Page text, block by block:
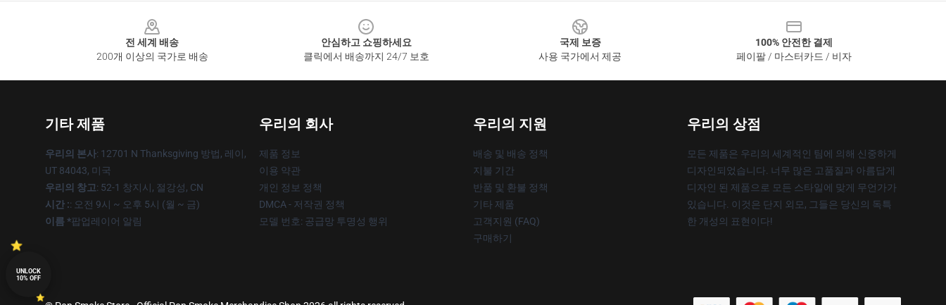
전 세계 배송
200개 이상의 국가로 배송
안심하고 쇼핑하세요
클릭에서 배송까지 24/7 보호
국제 보증
사용 국가에서 제공
100% 안전한 결제
페이팔 / 마스터카드 / 비자
기타 제품
우리의 본사: 12701 N Thanksgiving 방법, 레이,
UT 84043, 미국
우리의 창고: 52-1 창지시, 절강성, CN
시간 :: 오전 9시 ~ 오후 5시 (월 ~ 금)
이름 *팝업레이어 알림
우리의 회사
제품 정보
이용 약관
개인 정보 정책
DMCA - 저작권 정책
모델 번호: 공급망 투명성 행위
우리의 지원
배송 및 배송 정책
지불 기간
반품 및 환불 정책
기타 제품
고객지원 (FAQ)
구매하기
우리의 상점
모든 제품은 우리의 세계적인 팀에 의해 신중하게
디자인되었습니다. 너무 많은 고품질과 아름답게
디자인 된 제품으로 모든 스타일에 맞게 무언가가
있습니다. 이것은 단지 외모, 그들은 당신의 독특
한 개성의 표현이다!
UNLOCK
10% OFF